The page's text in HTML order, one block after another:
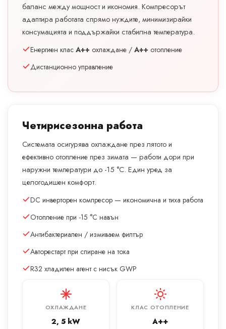
баланс между мощност и икономия. Компресорът
адаптира работата спрямо нуждите, минимизирайки
консумацията и поддържайки стабилна температура.
Енергиен клас A++ охлаждане / A++ отопление
Дистанционно управление
Четирисезонна работа
Системата осигурява охлаждане през лятото и
ефективно отопление през зимата — работи дори при
наружни температури до -15 °C. Един уред за
целогодишен комфорт.
DC инверторен компресор — икономична и тиха работа
Отопление при -15 °C навън
Антибактериален / измиваем филтър
Авторестарт при спиране на тока
R32 хладилен агент с нисък GWP
ОХЛАЖДАНЕ
2, 5 kW
КЛАС ОТОПЛЕНИЕ
A++